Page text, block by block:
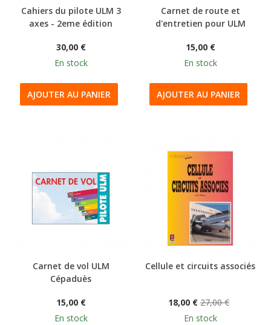
Cahiers du pilote ULM 3
axes - 2eme édition
30,00 €
En stock
AJOUTER AU PANIER
Carnet de route et
d'entretien pour ULM
15,00 €
En stock
AJOUTER AU PANIER
Carnet de vol ULM
Cépaduès
15,00 €
En stock
Cellule et circuits associés
18,00 € 27,00 €
En stock